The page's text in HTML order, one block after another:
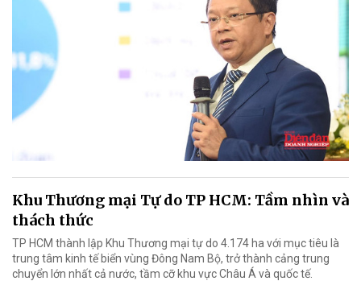
Khu Thương mại Tự do TP HCM: Tầm nhìn và
thách thức
TP HCM thành lập Khu Thương mại tự do 4.174 ha với mục tiêu là
trung tâm kinh tế biển vùng Đông Nam Bộ, trở thành cảng trung
chuyển lớn nhất cả nước, tầm cỡ khu vực Châu Á và quốc tế.